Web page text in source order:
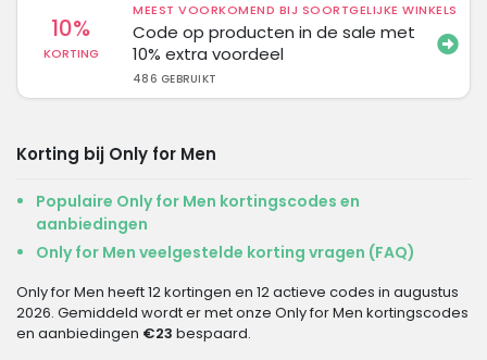
10%
KORTING
MEEST VOORKOMEND BIJ SOORTGELIJKE WINKELS
Code op producten in de sale met
10% extra voordeel
486 GEBRUIKT
Korting bij Only for Men
Populaire Only for Men kortingscodes en
aanbiedingen
Only for Men veelgestelde korting vragen (FAQ)
Only for Men heeft 12 kortingen en 12 actieve codes in augustus
2026. Gemiddeld wordt er met onze Only for Men kortingscodes
en aanbiedingen €23 bespaard.